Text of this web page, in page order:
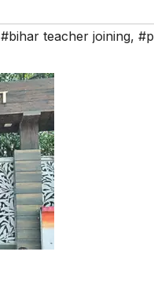
#bihar teacher joining,